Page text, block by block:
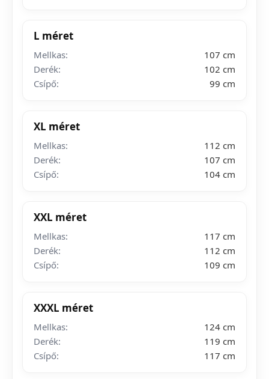
L méret
Mellkas:
107 cm
Derék:
102 cm
Csípő:
99 cm
XL méret
Mellkas:
112 cm
Derék:
107 cm
Csípő:
104 cm
XXL méret
Mellkas:
117 cm
Derék:
112 cm
Csípő:
109 cm
XXXL méret
Mellkas:
124 cm
Derék:
119 cm
Csípő:
117 cm